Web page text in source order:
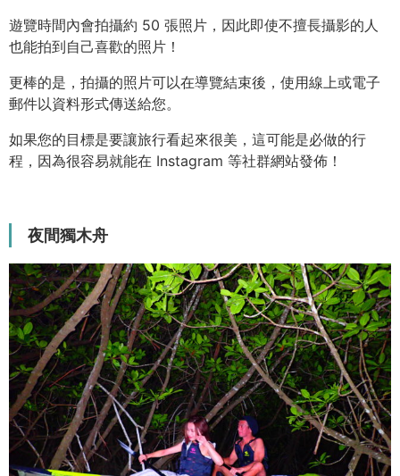
遊覽時間內會拍攝約 50 張照片，因此即使不擅長攝影的人
也能拍到自己喜歡的照片！
更棒的是，拍攝的照片可以在導覽結束後，使用線上或電子
郵件以資料形式傳送給您。
如果您的目標是要讓旅行看起來很美，這可能是必做的行
程，因為很容易就能在 Instagram 等社群網站發佈！
夜間獨木舟